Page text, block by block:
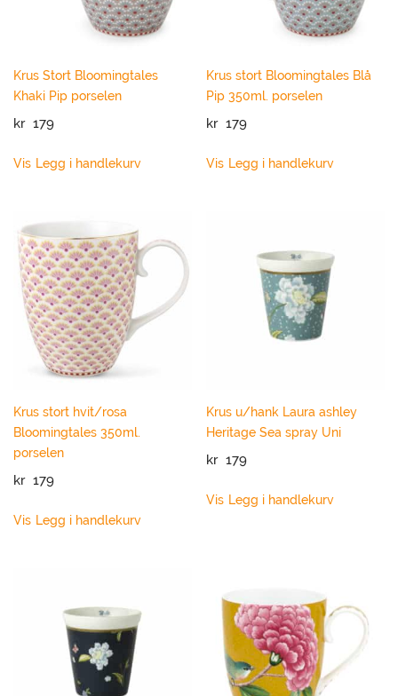
Clear filters
Krus Stort Bloomingtales
Khaki Pip porselen
kr 179
Vis Legg i handlekurv
Krus stort Bloomingtales Blå
Pip 350ml. porselen
kr 179
Vis Legg i handlekurv
Krus stort hvit/rosa
Bloomingtales 350ml.
porselen
kr 179
Vis Legg i handlekurv
Krus u/hank Laura ashley
Heritage Sea spray Uni
kr 179
Vis Legg i handlekurv